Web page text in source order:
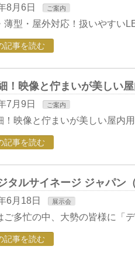
8月6日 ご案内
薄型・屋外対応！扱いやすい
記事を読む
！映像と佇まいが美しい
7月9日 ご案内
！映像と佇まいが美しい屋内
記事を読む
ジタルサイネージ ジャパン
6月18日 展示会
ご多忙の中、大勢の皆様に「
記事を読む